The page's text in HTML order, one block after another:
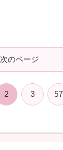
次のページ
2 3 57